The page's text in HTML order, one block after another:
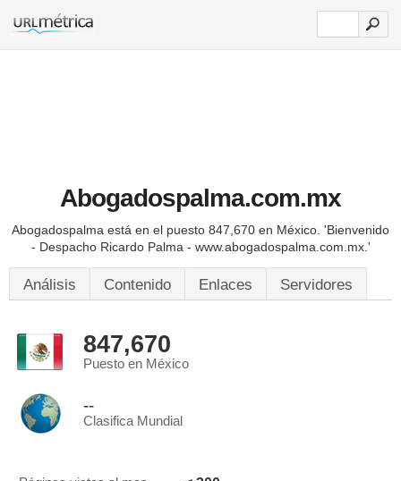
Abogadospalma.com.mx
Abogadospalma está en el puesto 847,670 en México. 'Bienvenido
- Despacho Ricardo Palma - www.abogadospalma.com.mx.'
Análisis Contenido Enlaces Servidores
847,670
Puesto en México
--
Clasifica Mundial